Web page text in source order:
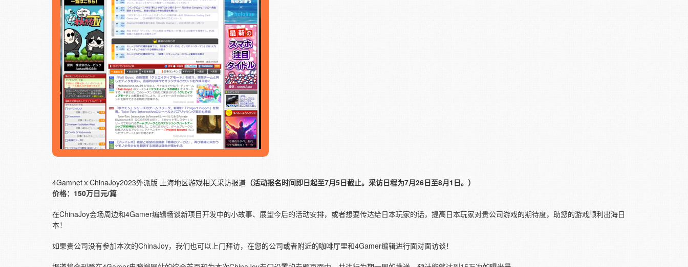
4GamnetｘChinaJoy2023外派版 上海地区游戏相关采访报道 （活动报名时间即日起至7月5日截止。采访日程为7月26日至8月1日。）
价格：150万日元/篇
在ChinaJoy会场周边和4Gamer编辑畅谈新项目开发中的小故事、展望今后的活动安排，或者想要传达给日本玩家的话，提高日本玩家对贵公司游戏的期待度，助您的游戏顺利出海日
本！
如果贵公司没有参加本次的ChinaJoy，我们也可以上门拜访，在您的公司或者附近的咖啡厅里和4Gamer编辑进行面对面访谈！